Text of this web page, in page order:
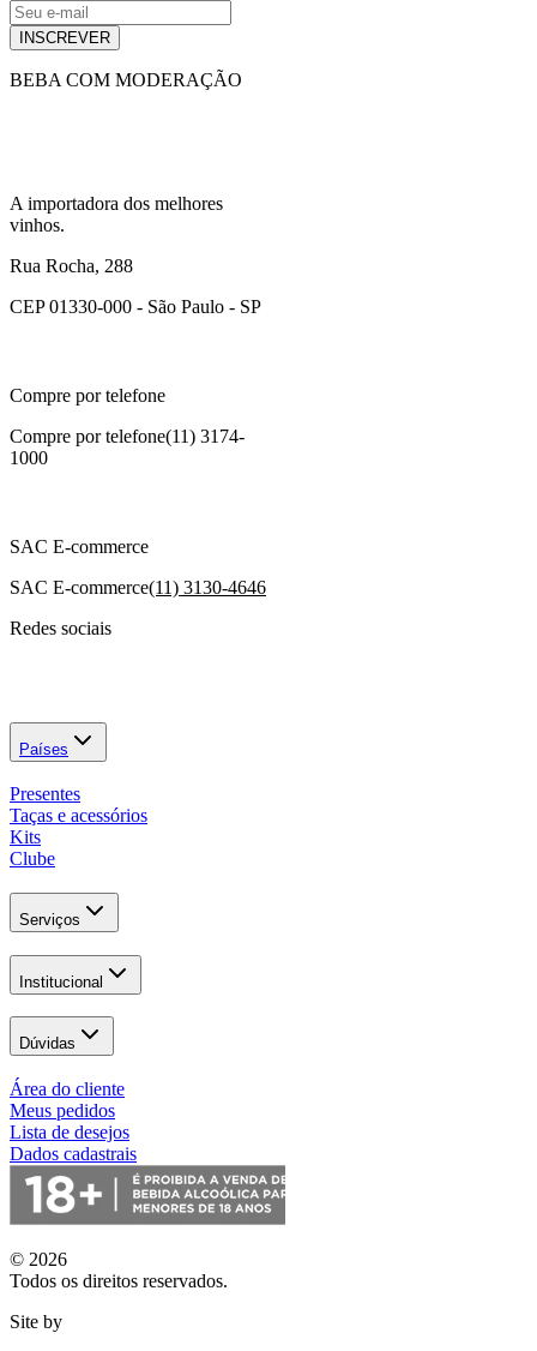
INSCREVER
BEBA COM MODERAÇÃO
A importadora dos melhores
vinhos.
Rua Rocha, 288
CEP 01330-000 - São Paulo - SP
Compre por telefone
Compre por telefone(11) 3174-
1000
SAC E-commerce
SAC E-commerce(11) 3130-4646
Redes sociais
Países
Presentes
Taças e acessórios
Kits
Clube
Serviços
Institucional
Dúvidas
Área do cliente
Meus pedidos
Lista de desejos
Dados cadastrais
© 2026
Todos os direitos reservados.
Site by